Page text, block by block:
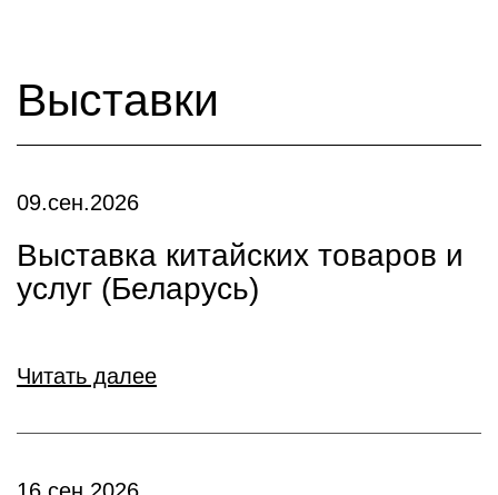
Выставки
09.сен.2026
Выставка китайских товаров и
услуг (Беларусь)
Читать далее